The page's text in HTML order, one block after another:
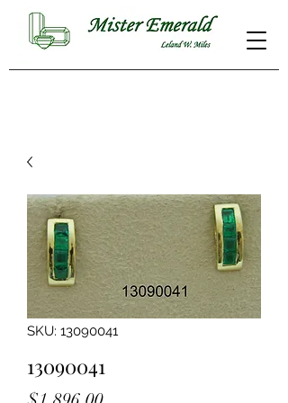
SKU: 13090041
13090041